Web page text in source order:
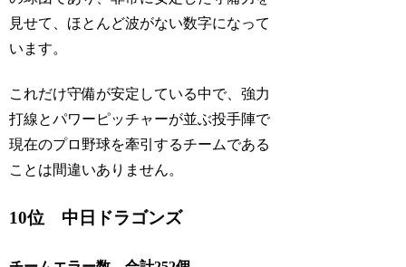
見せて、ほとんど波がない数字になって
います。
これだけ守備が安定している中で、強力
打線とパワーピッチャーが並ぶ投手陣で
現在のプロ野球を牽引するチームである
ことは間違いありません。
10位 中日ドラゴンズ